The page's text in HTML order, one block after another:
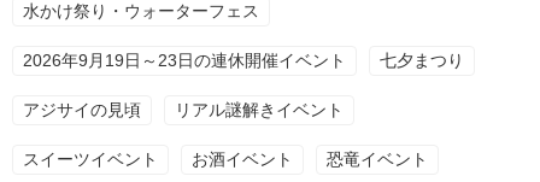
水かけ祭り・ウォーターフェス
2026年9月19日～23日の連休開催イベント 七夕まつり
アジサイの見頃 リアル謎解きイベント
スイーツイベント お酒イベント 恐竜イベント